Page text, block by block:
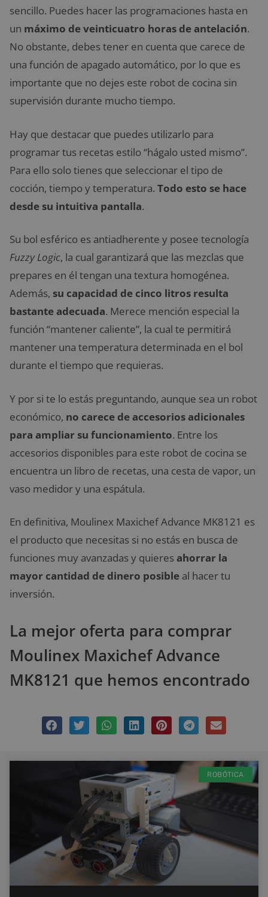
sencillo. Puedes hacer las programaciones hasta en
un máximo de veinticuatro horas de antelación.
No obstante, debes tener en cuenta que carece de
una función de apagado automático, por lo que es
importante que no dejes este robot de cocina sin
supervisión durante mucho tiempo.
Hay que destacar que puedes utilizarlo para
programar tus recetas estilo “hágalo usted mismo”.
Para ello solo tienes que seleccionar el tipo de
cocción, tiempo y temperatura. Todo esto se hace
desde su intuitiva pantalla.
Su bol esférico es antiadherente y posee tecnología
Fuzzy Logic, la cual garantizará que las mezclas que
prepares en él tengan una textura homogénea.
Además, su capacidad de cinco litros resulta
bastante adecuada. Merece mención especial la
función “mantener caliente”, la cual te permitirá
mantener una temperatura determinada en el bol
durante el tiempo que requieras.
Y por si te lo estás preguntando, aunque sea un robot
económico, no carece de accesorios adicionales
para ampliar su funcionamiento. Entre los
accesorios disponibles para este robot de cocina se
encuentra un libro de recetas, una cesta de vapor, un
vaso medidor y una espátula.
En definitiva, Moulinex Maxichef Advance MK8121 es
el producto que necesitas si no estás en busca de
funciones muy avanzadas y quieres ahorrar la
mayor cantidad de dinero posible al hacer tu
inversión.
La mejor oferta para comprar
Moulinex Maxichef Advance
MK8121 que hemos encontrado
ROBÓTICA